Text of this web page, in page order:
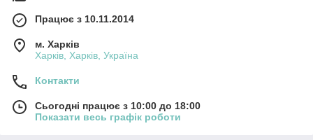
Працює з 10.11.2014
м. Харків
Харків, Харків, Україна
Контакти
Сьогодні працює з 10:00 до 18:00
Показати весь графік роботи